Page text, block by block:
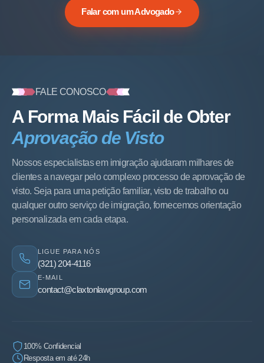
Falar com um Advogado
FALE CONOSCO
A Forma Mais Fácil de Obter
Aprovação de Visto
Nossos especialistas em imigração ajudaram milhares de
clientes a navegar pelo complexo processo de aprovação de
visto. Seja para uma petição familiar, visto de trabalho ou
qualquer outro serviço de imigração, fornecemos orientação
personalizada em cada etapa.
LIGUE PARA NÓS
(321) 204-4116
E-MAIL
contact@claxtonlawgroup.com
100% Confidencial
Resposta em até 24h